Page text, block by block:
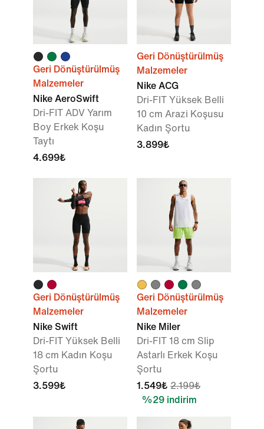
Geri Dönüştürülmüş
Malzemeler
Nike AeroSwift
Dri-FIT ADV Yarım
Boy Erkek Koşu
Taytı
4.699₺
Geri Dönüştürülmüş
Malzemeler
Nike ACG
Dri-FIT Yüksek Belli
10 cm Arazi Koşusu
Kadın Şortu
3.899₺
Geri Dönüştürülmüş
Malzemeler
Nike Swift
Dri-FIT Yüksek Belli
18 cm Kadın Koşu
Şortu
3.599₺
Geri Dönüştürülmüş
Malzemeler
Nike Miler
Dri-FIT 18 cm Slip
Astarlı Erkek Koşu
Şortu
1.549₺ 2.199₺
%29 indirim